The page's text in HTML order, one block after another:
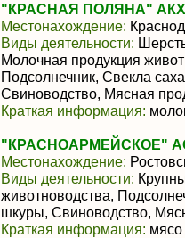
"КРАСНАЯ ПОЛЯНА" АКХ
Местонахождение:
Виды деятельности:
Молочная продукция
Подсолнечник, Свекла
Свиноводство, Мясная
Краткая информация:
"КРАСНОАРМЕЙСКОЕ"
Местонахождение:
Виды деятельности:
животноводства,
шкуры, Свиноводство,
Краткая информация: мясо